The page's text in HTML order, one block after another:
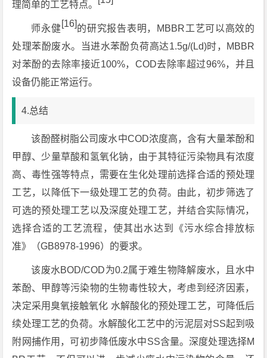
理简单的工艺特点。
师永健[16]的研究报告表明，MBBR工艺可以高效的
处理苯酚废水。当进水苯酚负荷高达1.5g/(Ld)时，MBBR
对苯酚的去除率接近100%，COD去除率超过96%，并且
设备仍能正常运行。
4.总结
该酚醛树脂公司废水中COD浓度高，含有大量苯酚和
甲醇、少量草酸和氢氧化钠，由于其特征污染物具有浓度
高、毒性强等特点，需要在生化处理前选择合适的预处理
工艺，以降低下一级处理工艺的负荷。由此，初步筛选了
可选的预处理工艺以及深度处理工艺，并结合实际情况，
选择合适的工艺流程，使其出水达到《污水综合排放标
准》（GB8978-1996）的要求。
该废水BOD/COD为0.2属于难生物降解废水，且水中
苯酚、甲醇等污染物的生物毒性较大，考虑到经济因素，
决定采用臭氧接触氧化 水解酸化的预处理工艺，可降低后
续处理工艺的负荷。水解酸化工艺中的污泥层对SS起到吸
附网捕作用，可初步降低废水中SS含量。深度处理选择M